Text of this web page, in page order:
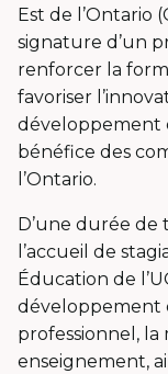
Est de l’Ontario
signature d’un
renforcer la
favoriser
développement
bénéfice des
l’Ontario.
D’une durée de
l’accueil de
Éducation de
développement
professionnel, la
enseignement,